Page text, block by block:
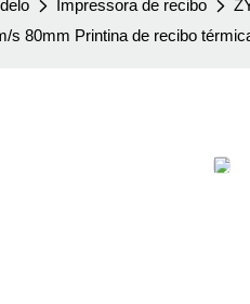
Impressora de recibo
s 80mm Printina de recibo